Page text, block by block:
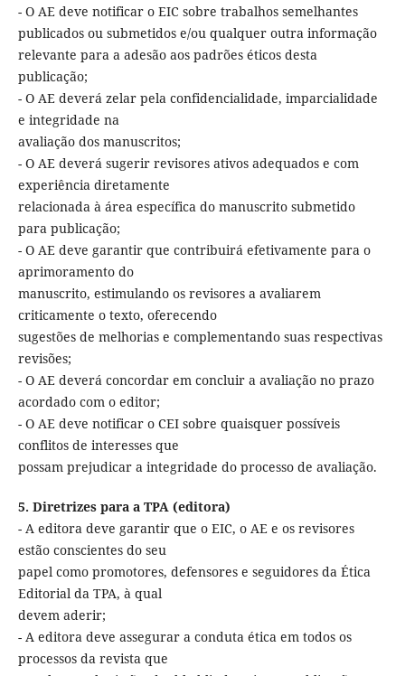
- O AE deve notificar o EIC sobre trabalhos semelhantes
publicados ou submetidos e/ou qualquer outra informação
relevante para a adesão aos padrões éticos desta
publicação;
- O AE deverá zelar pela confidencialidade, imparcialidade
e integridade na
avaliação dos manuscritos;
- O AE deverá sugerir revisores ativos adequados e com
experiência diretamente
relacionada à área específica do manuscrito submetido
para publicação;
- O AE deve garantir que contribuirá efetivamente para o
aprimoramento do
manuscrito, estimulando os revisores a avaliarem
criticamente o texto, oferecendo
sugestões de melhorias e complementando suas respectivas
revisões;
- O AE deverá concordar em concluir a avaliação no prazo
acordado com o editor;
- O AE deve notificar o CEI sobre quaisquer possíveis
conflitos de interesses que
possam prejudicar a integridade do processo de avaliação.
5. Diretrizes para a TPA (editora)
- A editora deve garantir que o EIC, o AE e os revisores
estão conscientes do seu
papel como promotores, defensores e seguidores da Ética
Editorial da TPA, à qual
devem aderir;
- A editora deve assegurar a conduta ética em todos os
processos da revista que